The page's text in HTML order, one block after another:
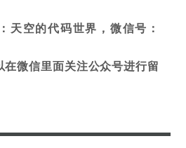
天空的代码世界，微信号：
微信里面关注公众号进行留